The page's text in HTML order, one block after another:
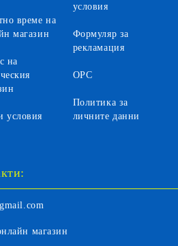
време на
магазин
на
условия
условия
Формуляр за
рекламация
ОРС
Политика за
личните данни
магазин